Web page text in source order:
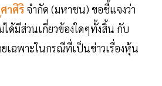
าศิริ จำกัด (มหาชน) ขอชี้แจงว่า
ด้มีส่วนเกี่ยวข้องใดๆทั้งสิ้น กับ
เฉพาะในกรณีที่เป็นข่าวเรื่องหุ้น